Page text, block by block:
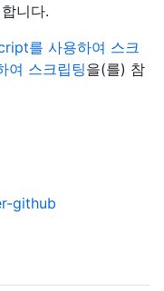
니다.
를 사용하여 스크
여 스크립팅을(를) 참
github